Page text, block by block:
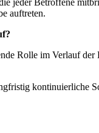
auftreten.
Rolle im Verlauf
kontinuierliche